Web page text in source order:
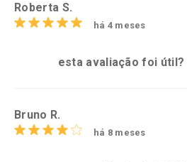
Roberta S.
há 4 meses
esta avaliação foi útil?
Bruno R.
há 8 meses